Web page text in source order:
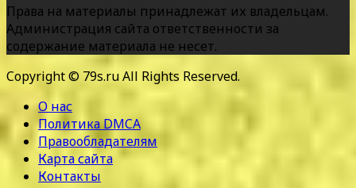
Права на материалы принадлежат их владельцам.
Администрация сайта ответственности за
содержание материала не несет.
Copyright © 79s.ru All Rights Reserved.
О нас
Политика DMCA
Правообладателям
Карта сайта
Контакты